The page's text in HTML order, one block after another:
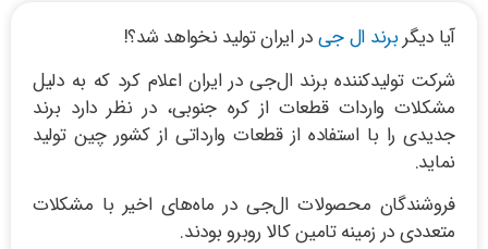
آیا دیگربرند ال جیدر ایران تولید نخواهد شد؟!
شرکت تولیدکننده برند ال‌جی در ایران اعلام کرد که به دلیل
مشکلات واردات قطعات از کره جنوبی، در نظر دارد برند
جدیدی را با استفاده از قطعات وارداتی از کشور چین تولید
نماید.
فروشندگان محصولات ال‌جی در ماه‌های اخیر با مشکلات
متعددی در زمینه تامین کالا روبرو بودند.